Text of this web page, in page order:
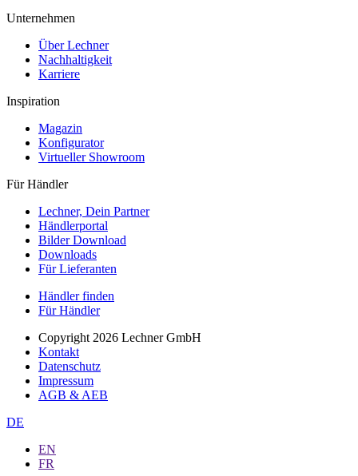
Unternehmen
Über Lechner
Nachhaltigkeit
Karriere
Inspiration
Magazin
Konfigurator
Virtueller Showroom
Für Händler
Lechner, Dein Partner
Händlerportal
Bilder Download
Downloads
Für Lieferanten
Händler finden
Für Händler
Copyright 2026 Lechner GmbH
Kontakt
Datenschutz
Impressum
AGB & AEB
DE
EN
FR